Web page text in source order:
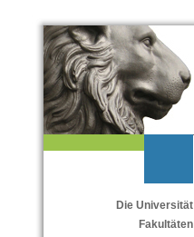
Die Universität
Fakultäten